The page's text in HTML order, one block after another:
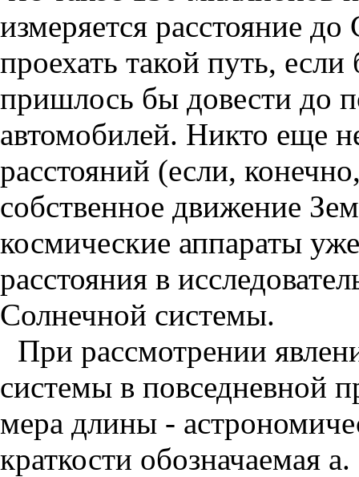
измеряется расстояние
проехать такой путь,
пришлось бы довести до
автомобилей. Никто еще
расстояний (если,
собственное движение
космические аппараты
расстояния в
Солнечной системы.
При рассмотрении
системы в повседневной
мера длины -
краткости обозначаемая